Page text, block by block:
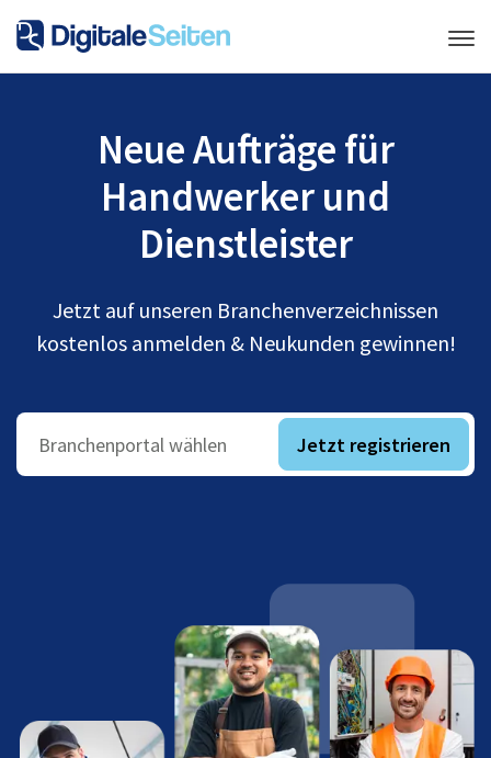
Neue Aufträge für
Handwerker und
Dienstleister
Jetzt auf unseren Branchenverzeichnissen
kostenlos anmelden & Neukunden gewinnen!
Branchenportal wählen Jetzt registrieren